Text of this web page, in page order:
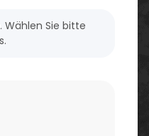
Wählen Sie bitte